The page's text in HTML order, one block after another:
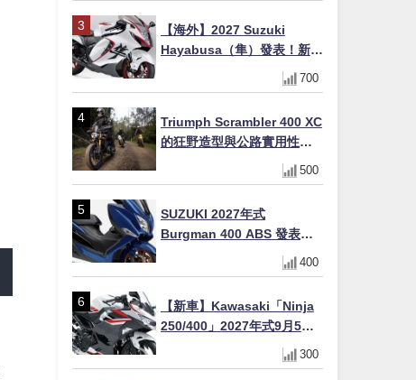
【海外】2027 Suzuki
Hayabusa（隼）發表！新增
Special Edition 特仕版，全
新珍珠白塗裝與專屬配備登
700
Triumph Scrambler 400 XC
的狂野造型與公路實用性的
500
SUZUKI 2027年式
Burgman 400 ABS 發表！
8/18日本上市、支援E10汽油
售價98萬100日圓
400
【新車】Kawasaki「Ninja
250/400」2027年式9月5日
日本發售！新塗裝登場×價格
不變×輔助滑動式離合器
300